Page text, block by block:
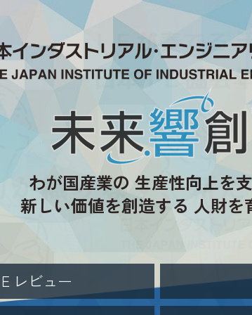
わが国産業の 生産性向上を
新しい価値を創造する 人財を
レビュー